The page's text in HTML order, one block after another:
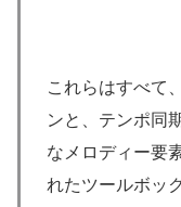
これらはすべて
ンと、テンポ同
なメロディー要
れたツールボッ